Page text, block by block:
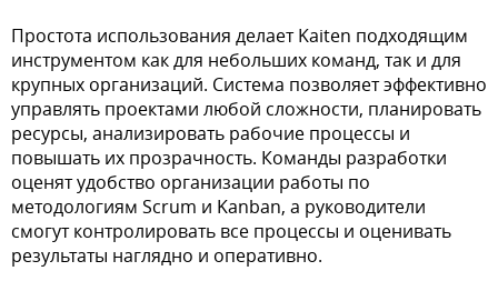
Простота использования делает Kaiten подходящим
инструментом как для небольших команд, так и для
крупных организаций. Система позволяет эффективно
управлять проектами любой сложности, планировать
ресурсы, анализировать рабочие процессы и
повышать их прозрачность. Команды разработки
оценят удобство организации работы по
методологиям Scrum и Kanban, а руководители
смогут контролировать все процессы и оценивать
результаты наглядно и оперативно.